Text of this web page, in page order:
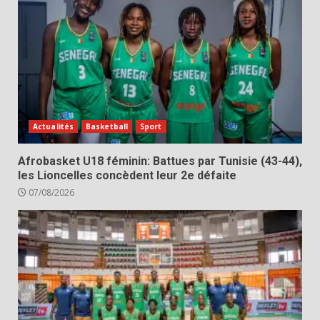
Actualités Basketball Sport
Afrobasket U18 féminin: Battues par Tunisie (43-44),
les Lioncelles concèdent leur 2e défaite
07/08/2026